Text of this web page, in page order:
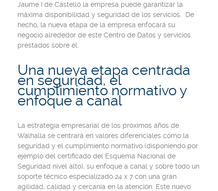
Jaume I de Castelló la empresa puede garantizar la
máxima disponibilidad y seguridad de los servicios. De
hecho, la nueva etapa de la empresa enfocará su
negocio alrededor de este Centro de Datos y servicios
prestados sobre él.
Una nueva etapa centrada
en seguridad, el
cumplimiento normativo y
enfoque a canal
La estrategia empresarial de los próximos años de
Walhalla se centrará en valores diferenciales como la
seguridad y el cumplimiento normativo (disponiendo por
ejemplo del certificado del Esquema Nacional de
Seguridad nivel alto), su enfoque a canal y sobre todo un
soporte técnico especializado 24 x 7 con una gran
agilidad, calidad y cercanía en la atención. Este nuevo